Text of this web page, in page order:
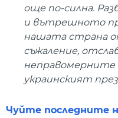
още по-силна.
и вътрешното
нашата страна
съжаление,
неправомерните
украинският
Чуйте последните